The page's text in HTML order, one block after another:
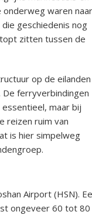
waren naar
geschiedenis nog
zitten tussen de
op de eilanden
De ferryverbindingen
maar bij
reizen ruim van
is hier simpelweg
Airport (HSN).
ongeveer 60 tot 80